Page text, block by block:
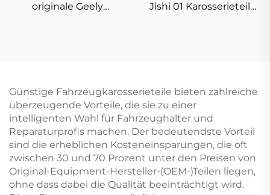
originale Geely
Jishi 01 Karosserieteile
Günstige Fahrzeugkarosserieteile bieten zahlreiche
überzeugende Vorteile, die sie zu einer
intelligenten Wahl für Fahrzeughalter und
Reparaturprofis machen. Der bedeutendste Vorteil
sind die erheblichen Kosteneinsparungen, die oft
zwischen 30 und 70 Prozent unter den Preisen von
Original-Equipment-Hersteller-(OEM-)Teilen liegen,
ohne dass dabei die Qualität beeinträchtigt wird.